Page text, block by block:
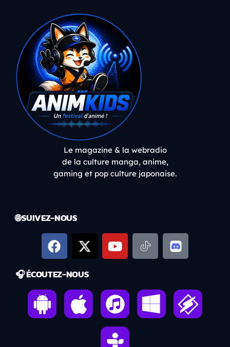
Le magazine & la webradio
de la culture manga, anime,
gaming et pop culture japonaise.
🌐 SUIVEZ-NOUS
🎧 ÉCOUTEZ-NOUS